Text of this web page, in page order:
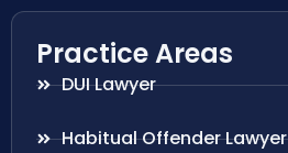
Practice Areas
DUI Lawyer
Habitual Offender Lawyer